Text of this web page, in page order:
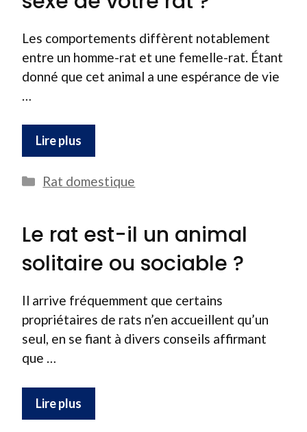
Les comportements diffèrent notablement
entre un homme-rat et une femelle-rat. Étant
donné que cet animal a une espérance de vie
Lire plus
Catégories
Rat domestique
Le rat est-il un animal
solitaire ou sociable ?
Il arrive fréquemment que certains
propriétaires de rats n’en accueillent qu’un
seul, en se fiant à divers conseils affirmant
que …
Lire plus